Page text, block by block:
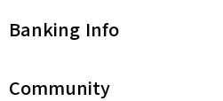
Banking Info
Community